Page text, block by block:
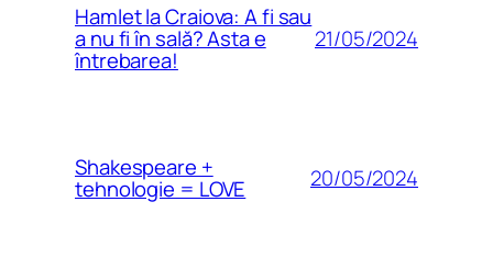
Hamlet la Craiova: A fi sau
a nu fi în sală? Asta e
întrebarea!
21/05/2024
Shakespeare +
tehnologie = LOVE 20/05/2024